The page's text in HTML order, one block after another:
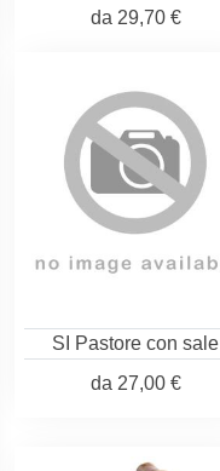
da 29,70 €
SI Pastore con sale
da 27,00 €